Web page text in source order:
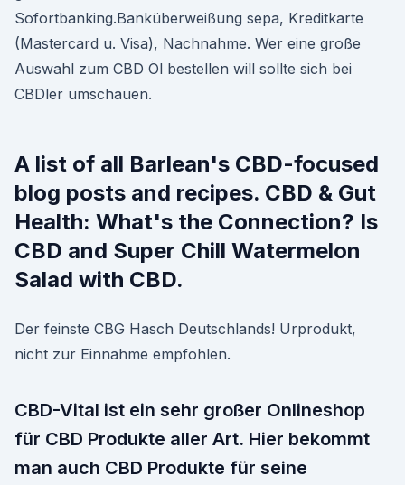
Sofortbanking.Banküberweißung sepa, Kreditkarte
(Mastercard u. Visa), Nachnahme. Wer eine große
Auswahl zum CBD Öl bestellen will sollte sich bei
CBDler umschauen.
A list of all Barlean's CBD-focused
blog posts and recipes. CBD & Gut
Health: What's the Connection? Is
CBD and Super Chill Watermelon
Salad with CBD.
Der feinste CBG Hasch Deutschlands! Urprodukt,
nicht zur Einnahme empfohlen.
CBD-Vital ist ein sehr großer Onlineshop
für CBD Produkte aller Art. Hier bekommt
man auch CBD Produkte für seine